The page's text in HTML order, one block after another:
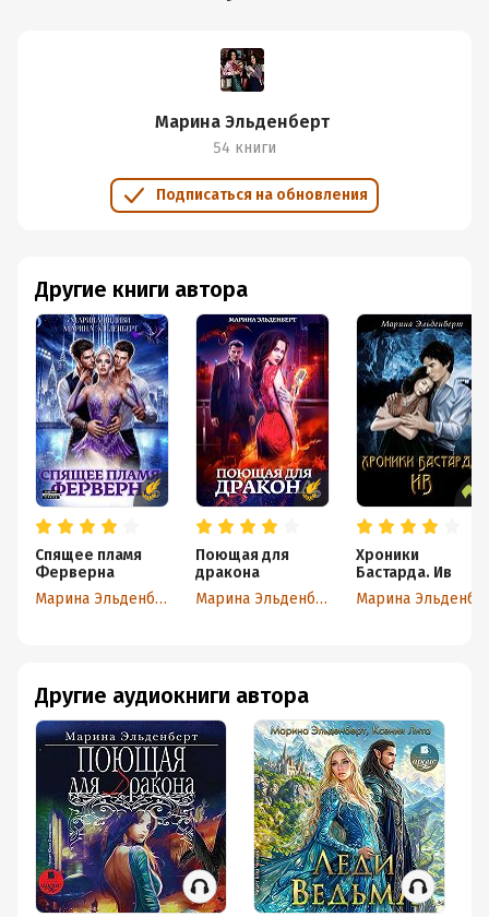
Марина Эльденберт
54 книги
Подписаться на обновления
Другие книги автора
Спящее пламя
Ферверна
Марина Эльденберт
Поющая для
дракона
Марина Эльденберт
Хроники
Бастарда. Ив
Другие аудиокниги автора